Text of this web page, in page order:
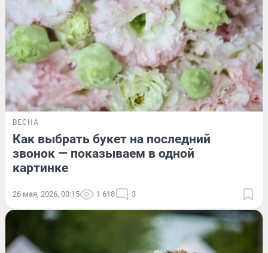
ВЕСНА
Как выбрать букет на последний
звонок — показываем в одной
картинке
26 мая, 2026, 00:15 1 618 3